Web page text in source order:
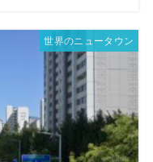
世界のニュータウン